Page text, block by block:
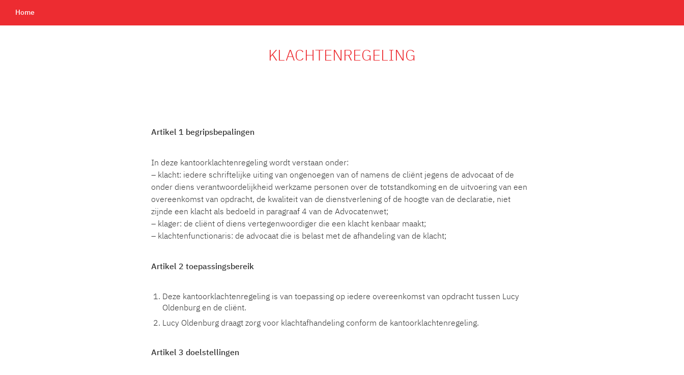
Home
KLACHTENREGELING
Artikel 1 begripsbepalingen
In deze kantoorklachtenregeling wordt verstaan onder:
– klacht: iedere schriftelijke uiting van ongenoegen van of namens de cliënt jegens de advocaat of de
onder diens verantwoordelijkheid werkzame personen over de totstandkoming en de uitvoering van een
overeenkomst van opdracht, de kwaliteit van de dienstverlening of de hoogte van de declaratie, niet
zijnde een klacht als bedoeld in paragraaf 4 van de Advocatenwet;
– klager: de cliënt of diens vertegenwoordiger die een klacht kenbaar maakt;
– klachtenfunctionaris: de advocaat die is belast met de afhandeling van de klacht;
Artikel 2 toepassingsbereik
Deze kantoorklachtenregeling is van toepassing op iedere overeenkomst van opdracht tussen Lucy
Oldenburg en de cliënt.
Lucy Oldenburg draagt zorg voor klachtafhandeling conform de kantoorklachtenregeling.
Artikel 3 doelstellingen